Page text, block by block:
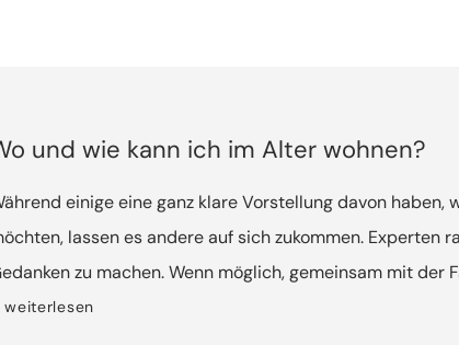
und wie kann ich im Alter wohnen?
einige eine ganz klare Vorstellung davon haben,
lassen es andere auf sich zukommen. Experten
zu machen. Wenn möglich, gemeinsam mit der
eigenen Vorstellungen mit den finanziellen
weiterlesen